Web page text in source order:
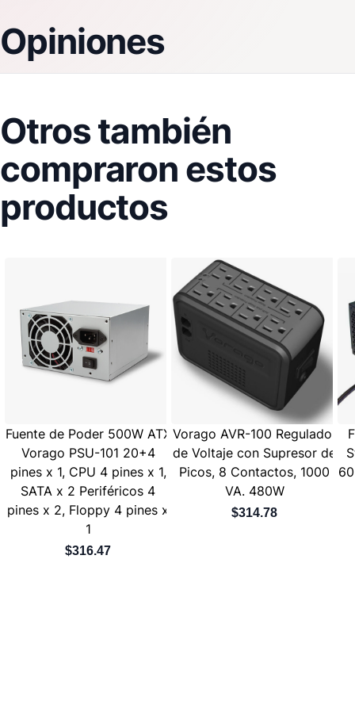
Opiniones
Otros también
compraron estos
productos
Fuente de Poder 500W ATX
Vorago PSU-101 20+4
pines x 1, CPU 4 pines x 1,
SATA x 2 Periféricos 4
pines x 2, Floppy 4 pines x
1
$316.47
Vorago AVR-100 Regulador
de Voltaje con Supresor de
Picos, 8 Contactos, 1000
VA. 480W
$314.78